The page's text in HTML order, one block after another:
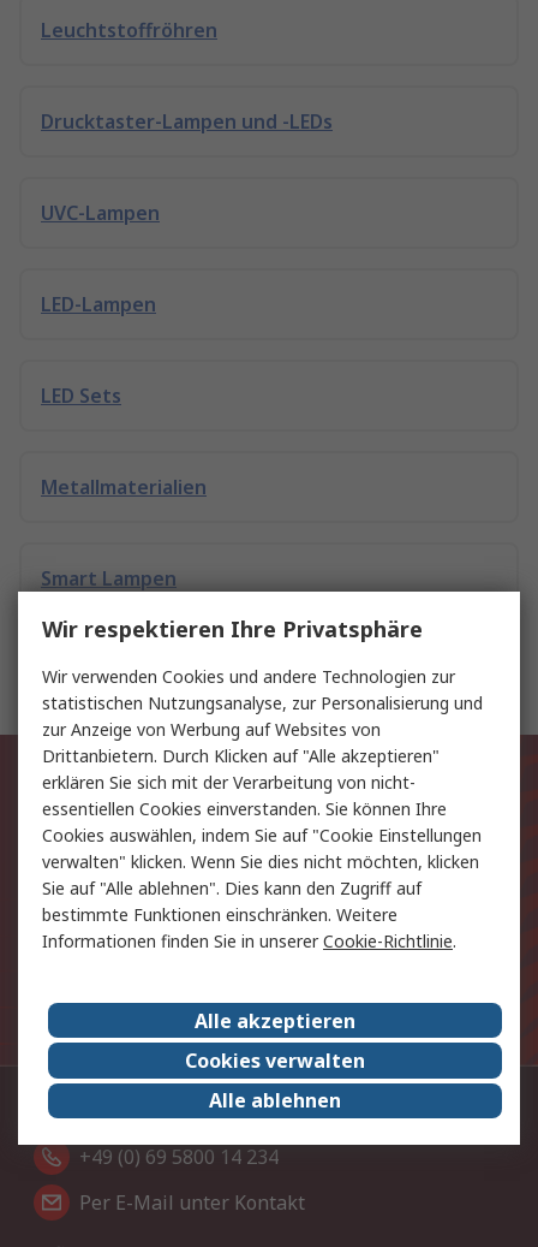
Leuchtstoffröhren
Drucktaster-Lampen und -LEDs
UVC-Lampen
LED-Lampen
LED Sets
Metallmaterialien
Smart Lampen
Natriumdampflampen
Exklusiv für Sie unsere neuesten
Produkte und Angebote
E-Mail-Anschrift
Anmelden
Anmeldung zur Verfügung stellen, werden gemäß der
Datenschutzerklärungverarbeitet.
Kontaktieren Sie uns:
+49 (0) 69 5800 14 234
Per E-Mail unter Kontakt
Wir respektieren Ihre Privatsphäre
Wir verwenden Cookies und andere Technologien zur
statistischen Nutzungsanalyse, zur Personalisierung und
zur Anzeige von Werbung auf Websites von
Drittanbietern. Durch Klicken auf "Alle akzeptieren"
erklären Sie sich mit der Verarbeitung von nicht-
essentiellen Cookies einverstanden. Sie können Ihre
Cookies auswählen, indem Sie auf "Cookie Einstellungen
verwalten" klicken. Wenn Sie dies nicht möchten, klicken
Sie auf "Alle ablehnen". Dies kann den Zugriff auf
bestimmte Funktionen einschränken. Weitere
Informationen finden Sie in unsererCookie-Richtlinie.
Alle akzeptieren
Cookies verwalten
Alle ablehnen